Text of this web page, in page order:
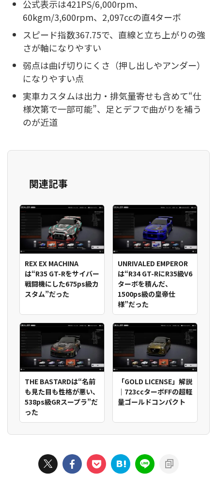
公式表示は421PS/6,000rpm、
60kgm/3,600rpm、2,097ccの直4ターボ
スピード指数367.75で、直線と立ち上がりの強
さが軸になりやすい
弱点は曲げ切りにくさ（押し出しやアンダー）
になりやすい点
実車カスタムは出力・排気量寄せも含めて“仕
様次第で一部可能”、足とデフで曲がりを補う
のが近道
関連記事
REX EX MACHINA
は“R35 GT-Rをサイバー
戦闘機にした675ps級カ
スタム”だった
UNRIVALED EMPEROR
は“R34 GT-RにR35級V6
ターボを積んだ、
1500ps級の皇帝仕
様”だった
THE BASTARDは“名前
も見た目も性格が悪い、
538ps級GRスープラ”だ
った
「GOLD LICENSE」解説
｜723ccターボFFの超軽
量ゴールドコンパクト